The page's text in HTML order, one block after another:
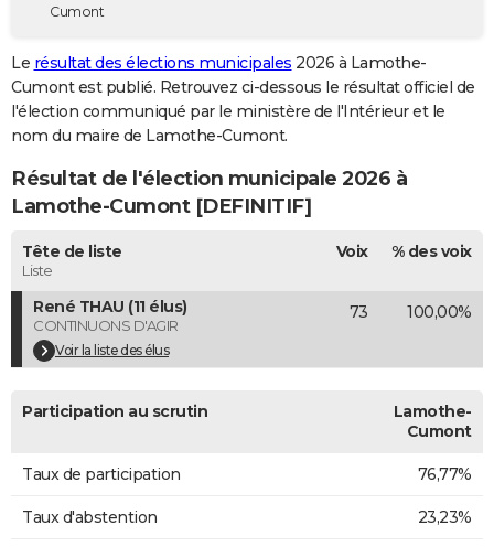
Destinations
City break
Voyage nature
Voyage de noces
Forum
GUIDES D'ACHAT
BONS PLANS
Carte de Noël
Carte Bonne année
Carte Saint-Valentin
Carte Pâques
Carte d'anniversaire
DICTIONNAIRE
Dictionnaire
Biographies
Citations
Expressions
Proverbes
PROGRAMME TV
COPAINS D'AVANT
S'inscrire
Se connecter
Lycées
Collèges
Primaires
Universités
Entreprises
Service militaire
Avis de recherche
AVIS DE DÉCÈS
Bricolage
Television
Cumont
Le résultat des élections municipales 2026 à Lamothe-
Cumont est publié. Retrouvez ci-dessous le résultat officiel de
l'élection communiqué par le ministère de l'Intérieur et le
nom du maire de Lamothe-Cumont.
Résultat de l'élection municipale 2026 à
Lamothe-Cumont [DEFINITIF]
Tête de liste
Liste
Voix % des voix
René THAU (11 élus)
CONTINUONS D'AGIR
Voir la liste des élus
73 100,00%
Participation au scrutin
Lamothe-
Cumont
Taux de participation 76,77%
Taux d'abstention 23,23%